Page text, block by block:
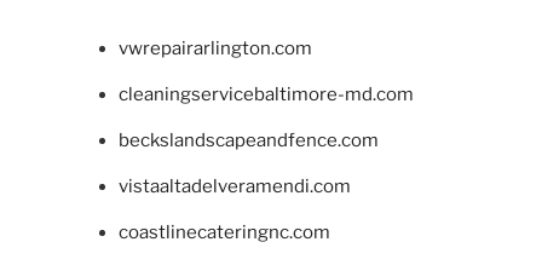
vwrepairarlington.com
cleaningservicebaltimore-md.com
beckslandscapeandfence.com
vistaaltadelveramendi.com
coastlinecateringnc.com